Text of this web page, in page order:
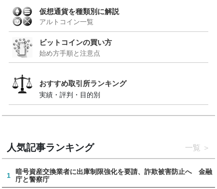
仮想通貨を種類別に解説
アルトコイン一覧
ビットコインの買い方
始め方手順と注意点
おすすめ取引所ランキング
実績・評判・目的別
人気記事ランキング 一覧
1
暗号資産交換業者に出庫制限強化を要請、詐欺被害防止へ 金融
庁と警察庁